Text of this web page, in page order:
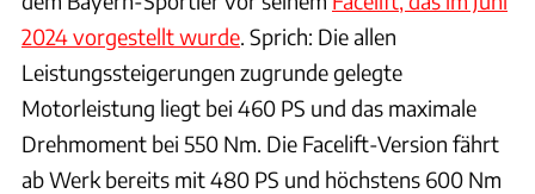
2024 vorgestellt wurde. Sprich: Die allen
Leistungssteigerungen zugrunde gelegte
Motorleistung liegt bei 460 PS und das maximale
Drehmoment bei 550 Nm. Die Facelift-Version fährt
ab Werk bereits mit 480 PS und höchstens 600 Nm